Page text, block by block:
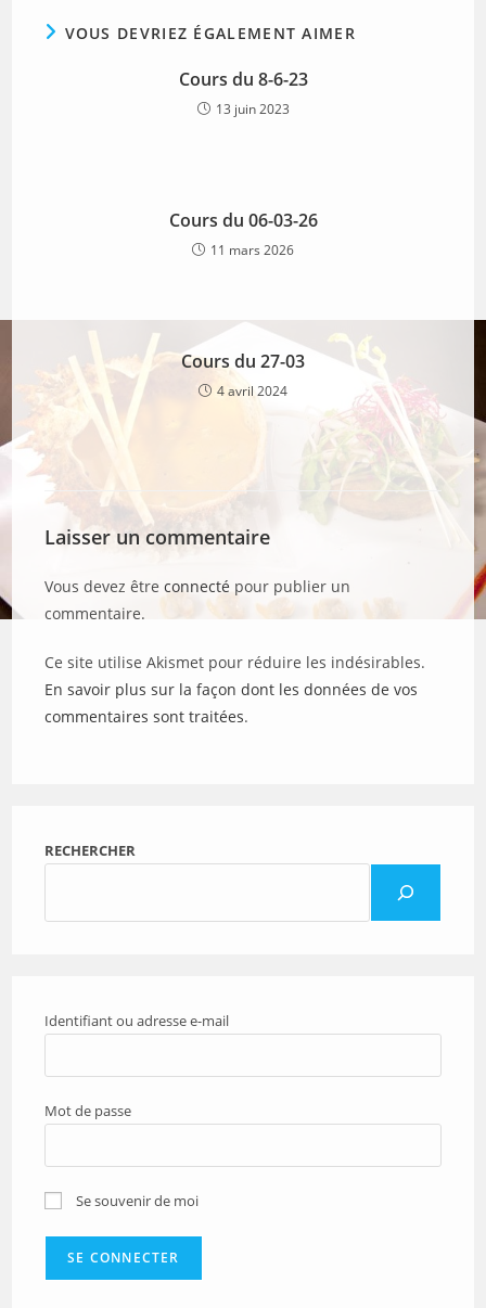
VOUS DEVRIEZ ÉGALEMENT AIMER
Cours du 8-6-23
13 juin 2023
Cours du 06-03-26
11 mars 2026
Cours du 27-03
4 avril 2024
Laisser un commentaire
Vous devez êtreconnecté pour publier un
commentaire.
Ce site utilise Akismet pour réduire les indésirables.
En savoir plus sur la façon dont les données de vos
commentaires sont traitées.
RECHERCHER
Identifiant ou adresse e-mail
Mot de passe
Se souvenir de moi